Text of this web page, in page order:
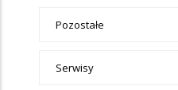
Pozostałe
Serwisy